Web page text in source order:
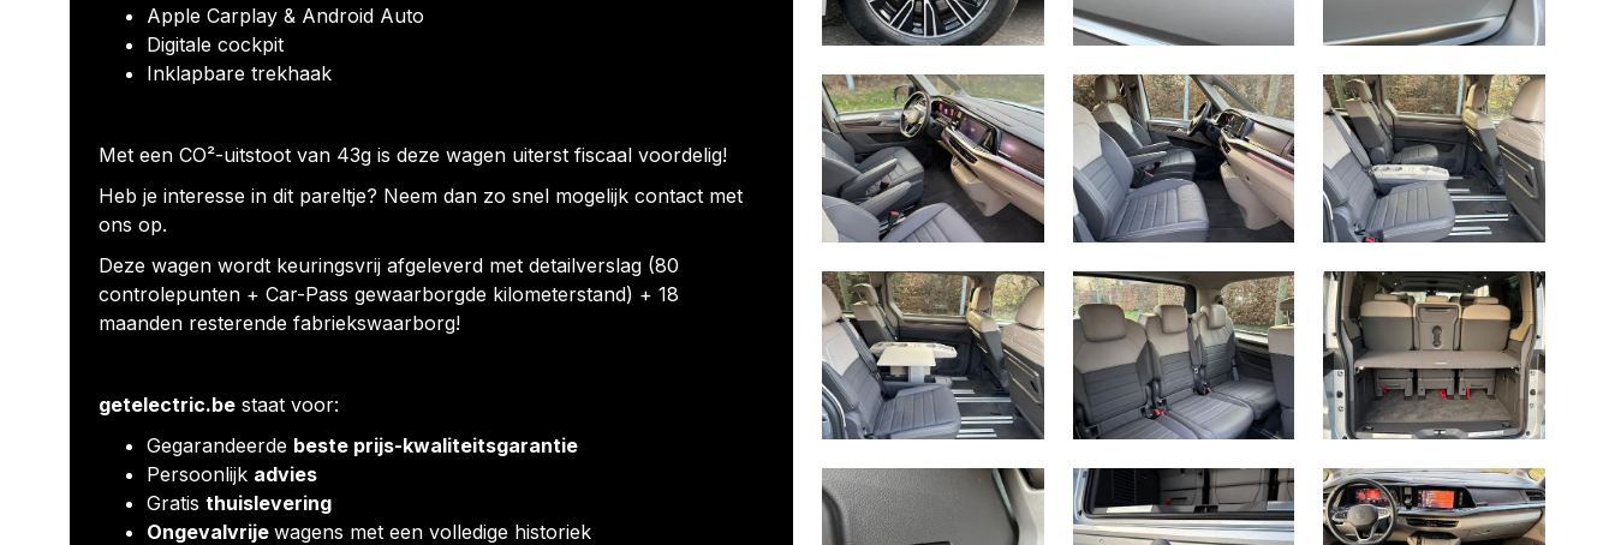
Apple Carplay & Android Auto
Digitale cockpit
Inklapbare trekhaak
Met een CO²-uitstoot van 43g is deze wagen uiterst fiscaal voordelig!
Heb je interesse in dit pareltje? Neem dan zo snel mogelijk contact met
ons op.
Deze wagen wordt keuringsvrij afgeleverd met detailverslag (80
controlepunten + Car-Pass gewaarborgde kilometerstand) + 18
maanden resterende fabriekswaarborg!
getelectric.be staat voor:
Gegarandeerde beste prijs-kwaliteitsgarantie
Persoonlijk advies
Gratis thuislevering
Ongevalvrije wagens met een volledige historiek